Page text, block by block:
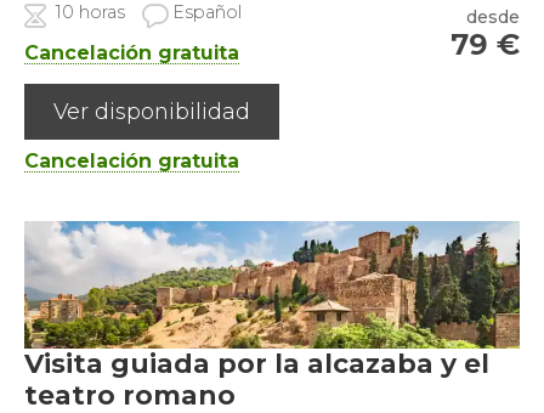
10 horas Español
Cancelación gratuita
desde
79 €
Ver disponibilidad
Cancelación gratuita
Visita guiada por la alcazaba y el
teatro romano